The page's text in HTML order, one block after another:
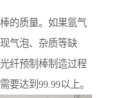
的质量。如果氩气
气泡、杂质等缺
纤预制棒制造过程
要达到99.99以上。